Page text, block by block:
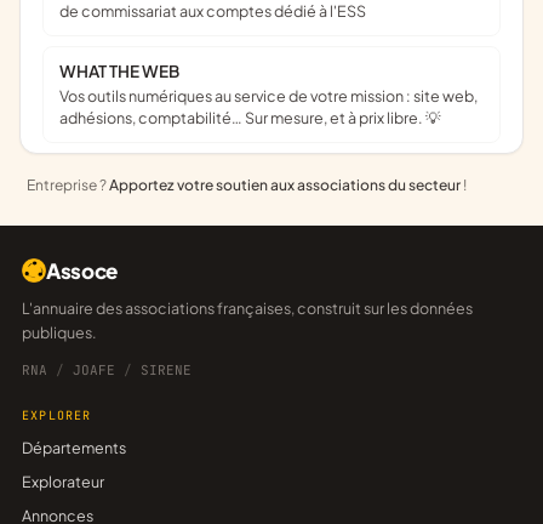
de commissariat aux comptes dédié à l'ESS
WHAT THE WEB
Vos outils numériques au service de votre mission : site web,
adhésions, comptabilité… Sur mesure, et à prix libre. 💡
Entreprise ?Apportez votre soutien aux associations du secteur !
Assoce
L'annuaire des associations françaises, construit sur les données
publiques.
RNA / JOAFE / SIRENE
EXPLORER
Départements
Explorateur
Annonces